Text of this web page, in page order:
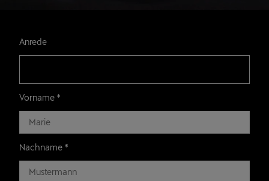
Anrede
Vorname *
Nachname *